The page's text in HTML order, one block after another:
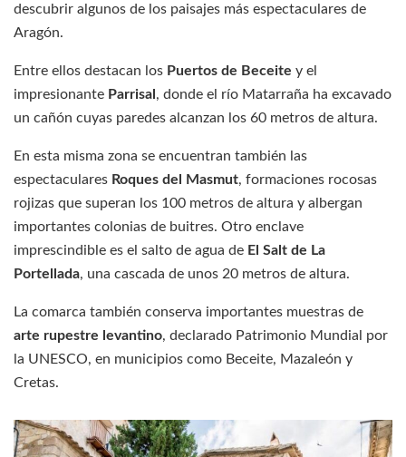
descubrir algunos de los paisajes más espectaculares de
Aragón.
Entre ellos destacan los Puertos de Beceite y el
impresionante Parrisal , donde el río Matarraña ha excavado
un cañón cuyas paredes alcanzan los 60 metros de altura.
En esta misma zona se encuentran también las
espectaculares Roques del Masmut, formaciones rocosas
rojizas que superan los 100 metros de altura y albergan
importantes colonias de buitres. Otro enclave
imprescindible es el salto de agua de El Salt de La
Portellada, una cascada de unos 20 metros de altura.
La comarca también conserva importantes muestras de
arte rupestre levantino, declarado Patrimonio Mundial por
la UNESCO, en municipios como Beceite, Mazaleón y
Cretas.